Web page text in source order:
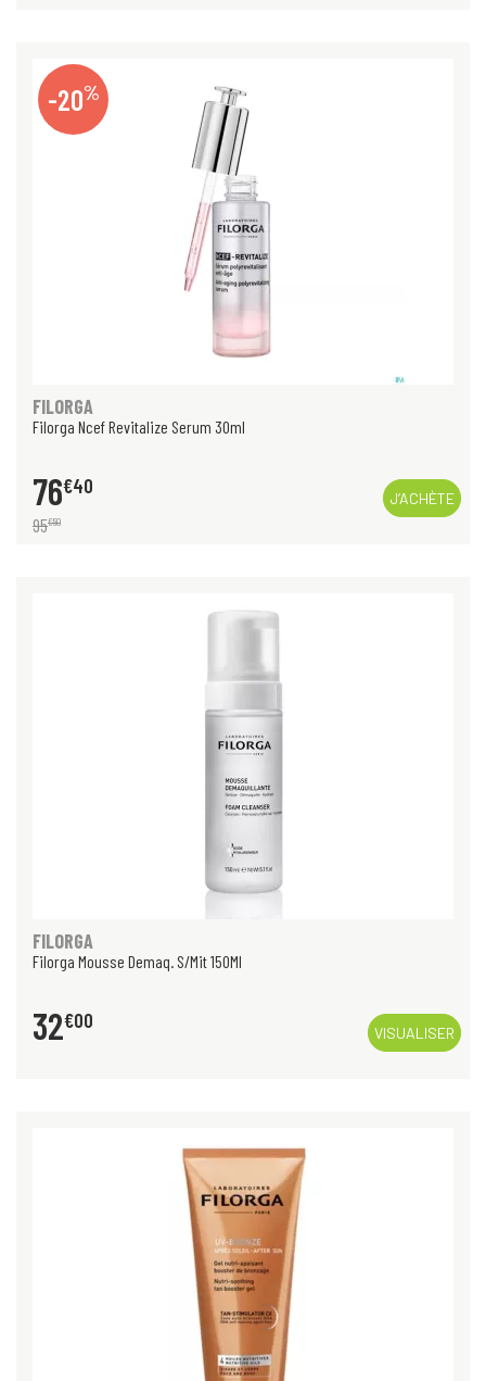
-20%
FILORGA
Filorga Ncef Revitalize Serum 30ml
76€40
95€50
J’ACHÈTE
FILORGA
Filorga Mousse Demaq. S/Mit 150Ml
32€00
VISUALISER